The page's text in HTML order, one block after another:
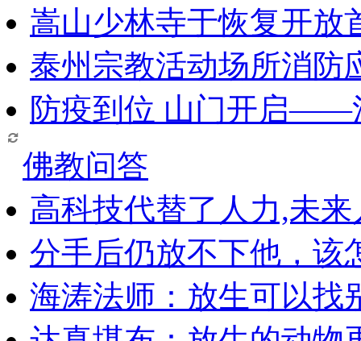
嵩山少林寺于恢复开放
泰州宗教活动场所消防
防疫到位 山门开启——
佛教问答
高科技代替了人力,未
分手后仍放不下他，该
海涛法师：放生可以找